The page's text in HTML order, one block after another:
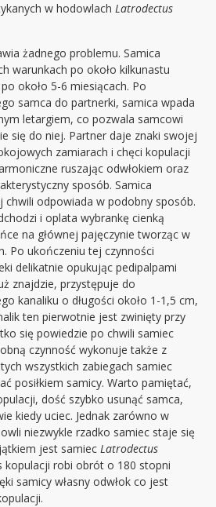
w hodowlachLatrodectus
żadnego problemu. Samica
warunkach po około kilkunastu
około 5-6 miesiącach. Po
samca do partnerki, samica wpada
letargiem, co pozwala samcowi
się do niej. Partner daje znaki swojej
zamiarach i chęci kopulacji
ruszając odwłokiem oraz
sposób. Samica
chwili odpowiada w podobny sposób.
i oplata wybrankę cienką
na głównej pajęczynie tworząc w
Po ukończeniu tej czynności
delikatnie opukując pedipalpami
znajdzie, przystępuje do
kanaliku o długości około 1-1,5 cm,
ten pierwotnie jest zwinięty przy
się powiedzie po chwili samiec
czynność wykonuje także z
wszystkich zabiegach samiec
posiłkiem samicy. Warto pamiętać,
dość szybko usunąć samca,
kiedy uciec. Jednak zarówno w
niezwykle rzadko samiec staje się
jest samiecLatrodectus
kopulacji robi obrót o 180 stopni
samicy własny odwłok co jest